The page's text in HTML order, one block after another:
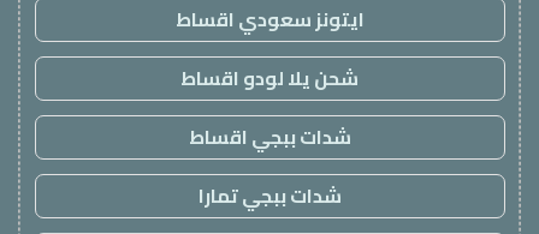
ايتونز سعودي اقساط
شحن يلا لودو اقساط
شدات ببجي اقساط
شدات ببجي تمارا